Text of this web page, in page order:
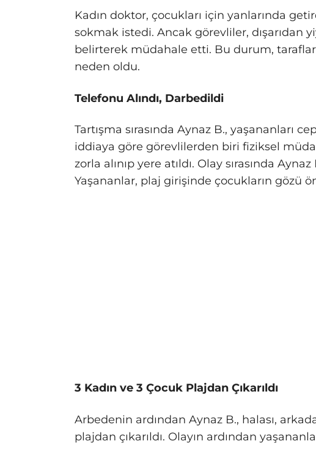
Kadın doktor, çocukları için yanlarında
sokmak istedi. Ancak görevliler, dışarıdan
belirterek müdahale etti. Bu durum, taraflar
neden oldu.
Telefonu Alındı, Darbedildi
Tartışma sırasında Aynaz B., yaşananları
iddiaya göre görevlilerden biri fiziksel
zorla alınıp yere atıldı. Olay sırasında
Yaşananlar, plaj girişinde çocukların gözü
3 Kadın ve 3 Çocuk Plajdan Çıkarıldı
Arbedenin ardından Aynaz B., halası,
plajdan çıkarıldı. Olayın ardından